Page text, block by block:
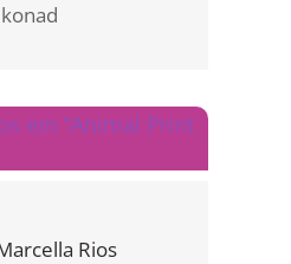
konad
em “Animal Print
Rios